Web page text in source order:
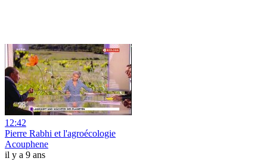
12:42
Pierre Rabhi et l'agroécologie
Acouphene
il y a 9 ans